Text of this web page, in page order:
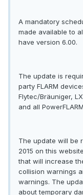
A mandatory
made available to
have version 6.00.
The update is
party FLARM
Flytec/Bräuniger,
and all
The update will be
2015 on this
that will increase
collision warnings
warnings. The
about temporary